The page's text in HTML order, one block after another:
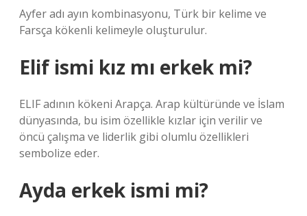
Ayfer adı ayın kombinasyonu, Türk bir kelime ve
Farsça kökenli kelimeyle oluşturulur.
Elif ismi kız mı erkek mi?
ELIF adının kökeni Arapça. Arap kültüründe ve İslam
dünyasında, bu isim özellikle kızlar için verilir ve
öncü çalışma ve liderlik gibi olumlu özellikleri
sembolize eder.
Ayda erkek ismi mi?